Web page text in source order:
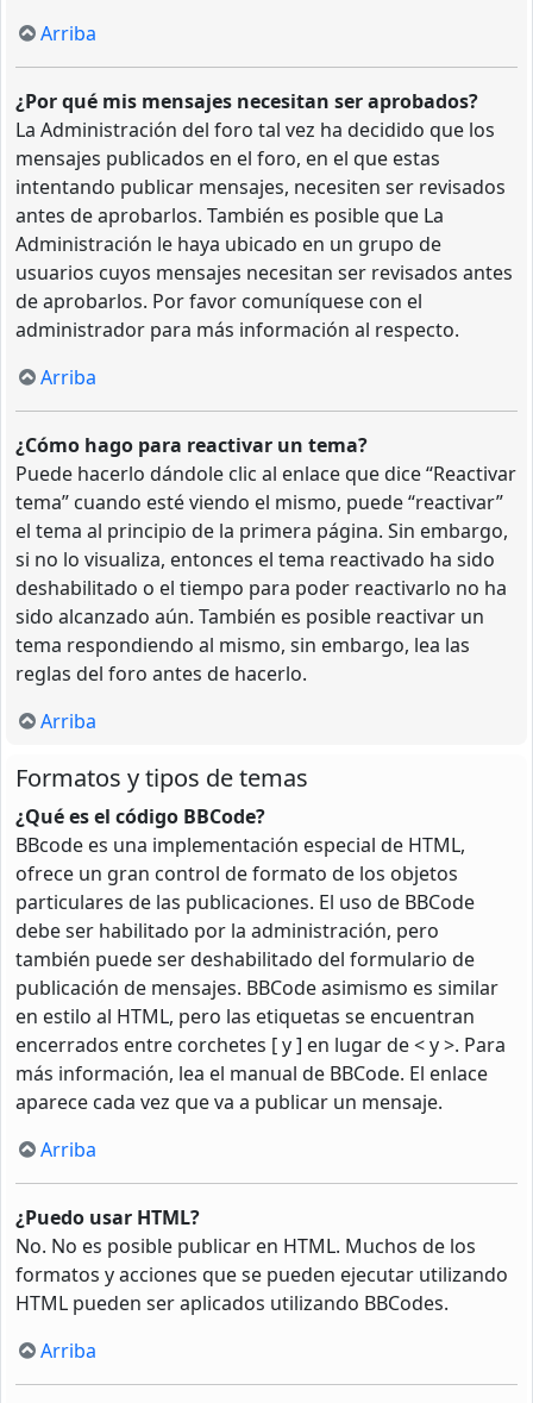
Arriba
¿Por qué mis mensajes necesitan ser aprobados?
La Administración del foro tal vez ha decidido que los
mensajes publicados en el foro, en el que estas
intentando publicar mensajes, necesiten ser revisados
antes de aprobarlos. También es posible que La
Administración le haya ubicado en un grupo de
usuarios cuyos mensajes necesitan ser revisados antes
de aprobarlos. Por favor comuníquese con el
administrador para más información al respecto.
Arriba
¿Cómo hago para reactivar un tema?
Puede hacerlo dándole clic al enlace que dice “Reactivar
tema” cuando esté viendo el mismo, puede “reactivar”
el tema al principio de la primera página. Sin embargo,
si no lo visualiza, entonces el tema reactivado ha sido
deshabilitado o el tiempo para poder reactivarlo no ha
sido alcanzado aún. También es posible reactivar un
tema respondiendo al mismo, sin embargo, lea las
reglas del foro antes de hacerlo.
Arriba
Formatos y tipos de temas
¿Qué es el código BBCode?
BBcode es una implementación especial de HTML,
ofrece un gran control de formato de los objetos
particulares de las publicaciones. El uso de BBCode
debe ser habilitado por la administración, pero
también puede ser deshabilitado del formulario de
publicación de mensajes. BBCode asimismo es similar
en estilo al HTML, pero las etiquetas se encuentran
encerrados entre corchetes [ y ] en lugar de < y >. Para
más información, lea el manual de BBCode. El enlace
aparece cada vez que va a publicar un mensaje.
Arriba
¿Puedo usar HTML?
No. No es posible publicar en HTML. Muchos de los
formatos y acciones que se pueden ejecutar utilizando
HTML pueden ser aplicados utilizando BBCodes.
Arriba